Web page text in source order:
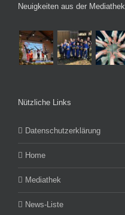
Neuigkeiten aus der Mediathek
Nützliche Links
Datenschutzerklärung
Home
Mediathek
News-Liste